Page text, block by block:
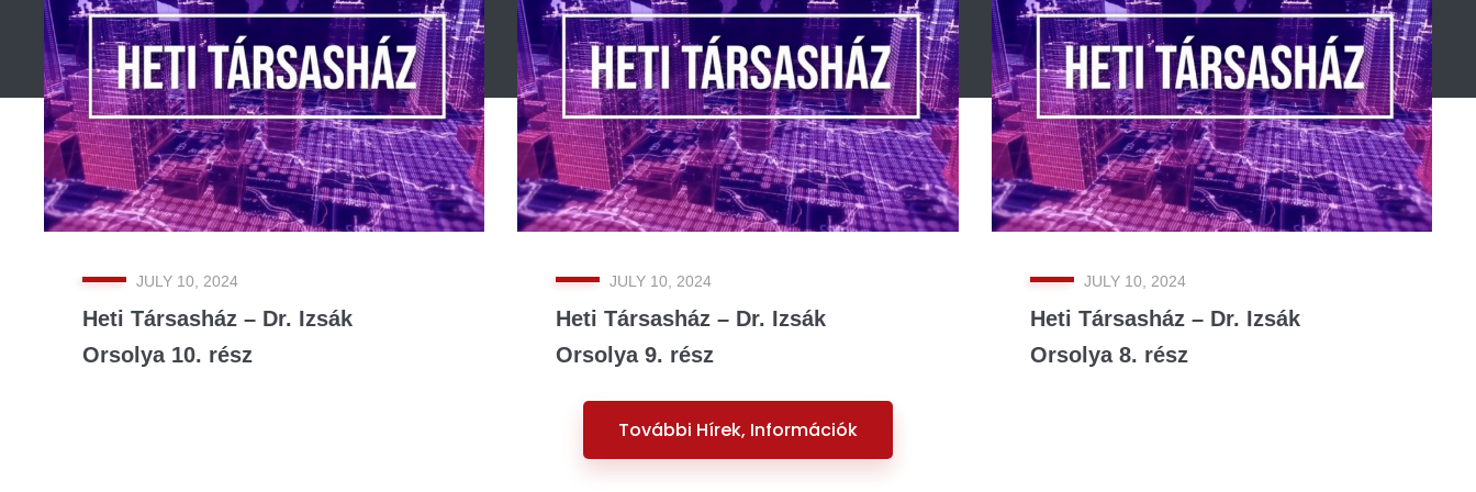
JULY 10, 2024
Heti Társasház – Dr. Izsák
Orsolya 10. rész
JULY 10, 2024
Heti Társasház – Dr. Izsák
Orsolya 9. rész
JULY 10, 2024
Heti Társasház – Dr. Izsák
Orsolya 8. rész
További Hírek, Információk